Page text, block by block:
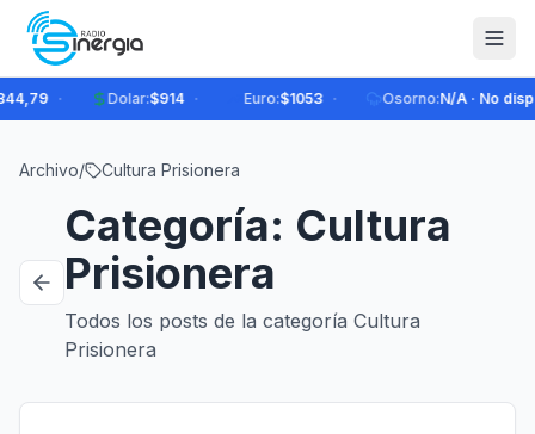
Dolar:$914 Euro:$1053 Osorno:N/A · No
Archivo/ Cultura Prisionera
Categoría: Cultura
Prisionera
Todos los posts de la categoría Cultura
Prisionera